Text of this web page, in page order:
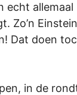
Zo’n
Dat doen
in de